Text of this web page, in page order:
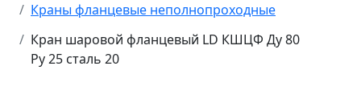
Краны фланцевые неполнопроходные
Кран шаровой фланцевый LD КШЦФ Ду 80
Ру 25 сталь 20